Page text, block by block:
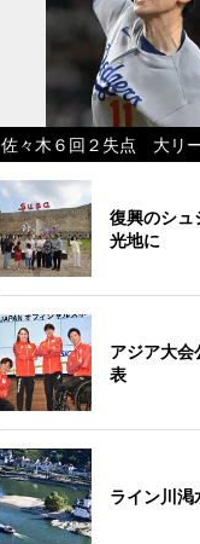
佐々木６回２失点 大リ
復興のシュ
光地に
アジア大会
表
ライン川渇